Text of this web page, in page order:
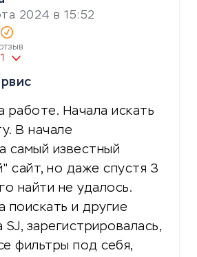
2024 в 15:52
1
работе. Начала искать
В начале
самый известный
сайт, но даже спустя 3
найти не удалось.
поискать и другие
зарегистрировалась,
фильтры под себя,